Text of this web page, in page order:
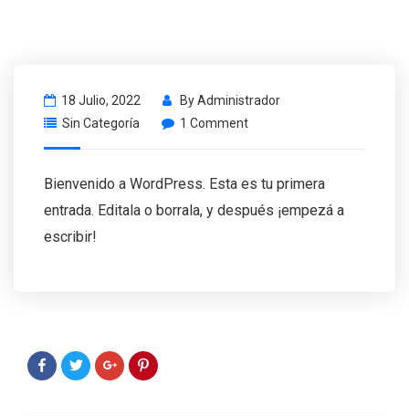
18 Julio, 2022 ByAdministrador
Sin Categoría
1 Comment
Bienvenido a WordPress. Esta es tu primera
entrada. Editala o borrala, y después ¡empezá a
escribir!